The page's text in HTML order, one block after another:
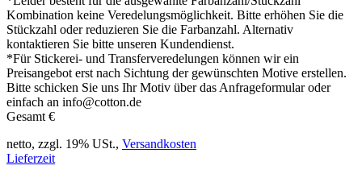
Kombination keine Veredelungsmöglichkeit. Bitte erhöhen Sie die
Stückzahl oder reduzieren Sie die Farbanzahl. Alternativ
kontaktieren Sie bitte unseren Kundendienst.
*Für Stickerei- und Transferveredelungen können wir ein
Preisangebot erst nach Sichtung der gewünschten Motive erstellen.
Bitte schicken Sie uns Ihr Motiv über das Anfrageformular oder
einfach an info@cotton.de
Gesamt €
netto, zzgl. 19% USt., Versandkosten
Lieferzeit